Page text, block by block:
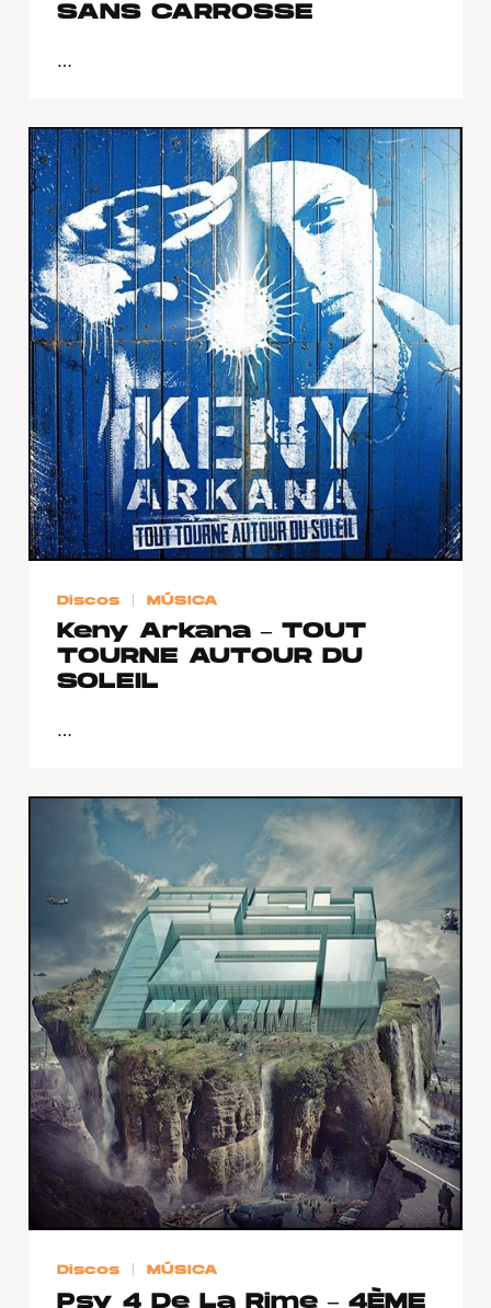
SANS CARROSSE
…
Discos MÚSICA
Keny Arkana – TOUT
TOURNE AUTOUR DU
SOLEIL
…
Discos MÚSICA
Psy 4 De La Rime – 4ÈME